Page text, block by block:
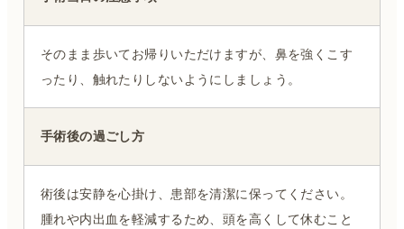
そのまま歩いてお帰りいただけますが、鼻を強くこす
ったり、触れたりしないようにしましょう。
手術後の過ごし方
術後は安静を心掛け、患部を清潔に保ってください。
腫れや内出血を軽減するため、頭を高くして休むこと